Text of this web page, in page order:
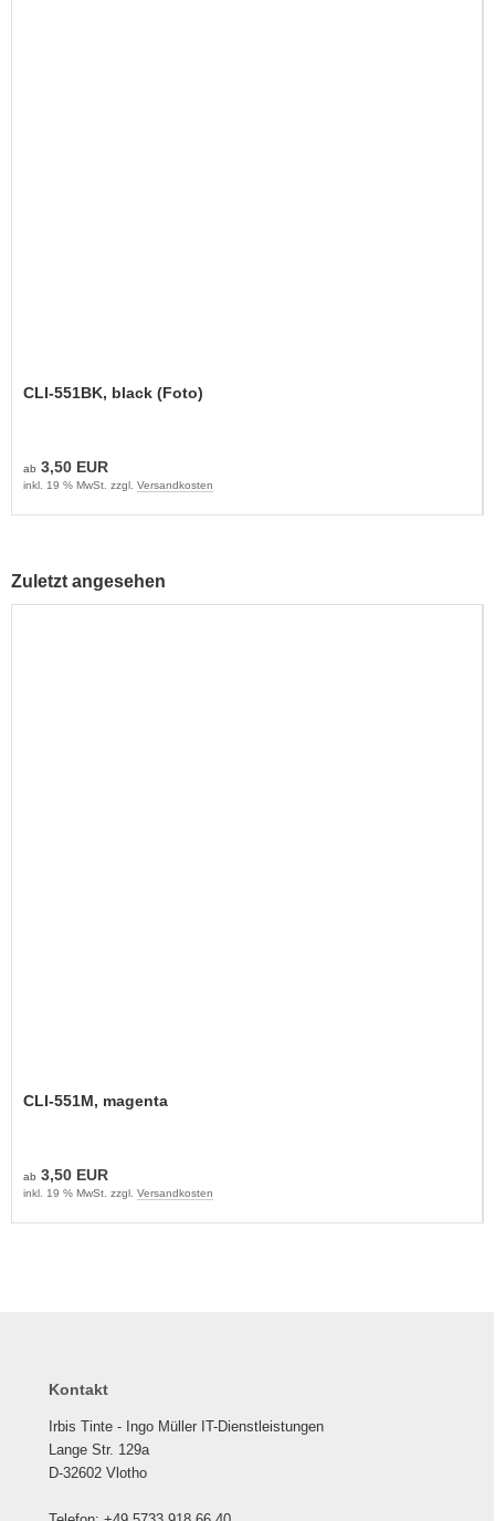
CLI-551BK, black (Foto)
ab 3,50 EUR
inkl. 19 % MwSt. zzgl. Versandkosten
Zuletzt angesehen
CLI-551M, magenta
ab 3,50 EUR
inkl. 19 % MwSt. zzgl. Versandkosten
Kontakt
Irbis Tinte - Ingo Müller IT-Dienstleistungen
Lange Str. 129a
D-32602 Vlotho